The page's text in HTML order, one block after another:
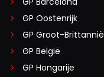
GP Oostenrijk
GP Groot-Brittannië
GP België
GP Hongarije